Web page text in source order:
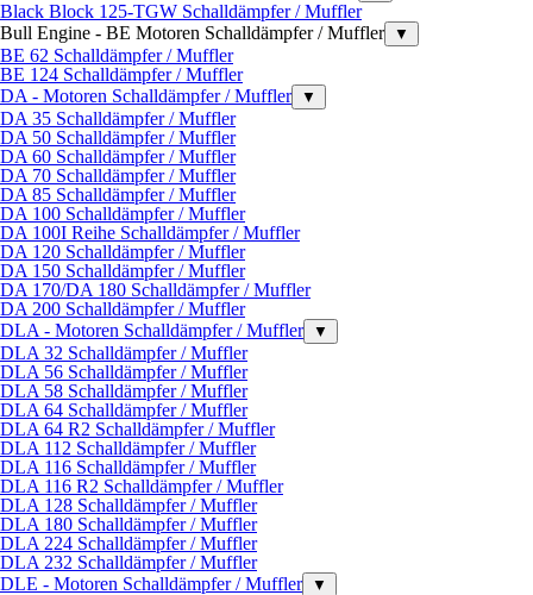
Black Block 125-TGW Schalldämpfer / Muffler
Bull Engine - BE Motoren Schalldämpfer / Muffler
▼
BE 62 Schalldämpfer / Muffler
BE 124 Schalldämpfer / Muffler
DA - Motoren Schalldämpfer / Muffler
▼
DA 35 Schalldämpfer / Muffler
DA 50 Schalldämpfer / Muffler
DA 60 Schalldämpfer / Muffler
DA 70 Schalldämpfer / Muffler
DA 85 Schalldämpfer / Muffler
DA 100 Schalldämpfer / Muffler
DA 100I Reihe Schalldämpfer / Muffler
DA 120 Schalldämpfer / Muffler
DA 150 Schalldämpfer / Muffler
DA 170/DA 180 Schalldämpfer / Muffler
DA 200 Schalldämpfer / Muffler
DLA - Motoren Schalldämpfer / Muffler
▼
DLA 32 Schalldämpfer / Muffler
DLA 56 Schalldämpfer / Muffler
DLA 58 Schalldämpfer / Muffler
DLA 64 Schalldämpfer / Muffler
DLA 64 R2 Schalldämpfer / Muffler
DLA 112 Schalldämpfer / Muffler
DLA 116 Schalldämpfer / Muffler
DLA 116 R2 Schalldämpfer / Muffler
DLA 128 Schalldämpfer / Muffler
DLA 180 Schalldämpfer / Muffler
DLA 224 Schalldämpfer / Muffler
DLA 232 Schalldämpfer / Muffler
DLE - Motoren Schalldämpfer / Muffler
▼